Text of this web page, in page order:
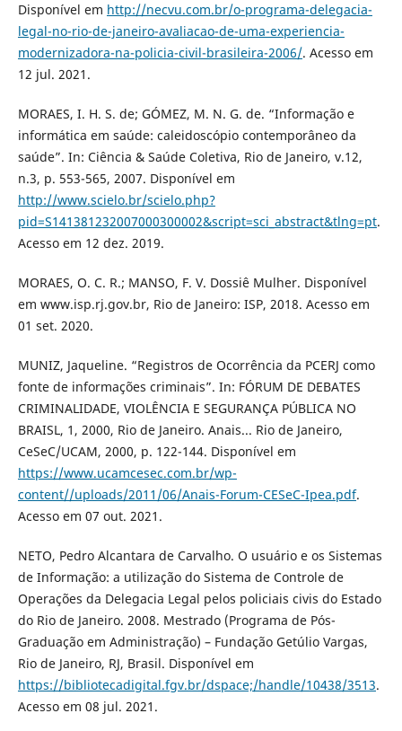
Disponível em http://necvu.com.br/o-programa-delegacia-
legal-no-rio-de-janeiro-avaliacao-de-uma-experiencia-
modernizadora-na-policia-civil-brasileira-2006/. Acesso em
12 jul. 2021.
MORAES, I. H. S. de; GÓMEZ, M. N. G. de. “Informação e
informática em saúde: caleidoscópio contemporâneo da
saúde”. In: Ciência & Saúde Coletiva, Rio de Janeiro, v.12,
n.3, p. 553-565, 2007. Disponível em
http://www.scielo.br/scielo.php?
pid=S141381232007000300002&script=sci_abstract&tlng=pt.
Acesso em 12 dez. 2019.
MORAES, O. C. R.; MANSO, F. V. Dossiê Mulher. Disponível
em www.isp.rj.gov.br, Rio de Janeiro: ISP, 2018. Acesso em
01 set. 2020.
MUNIZ, Jaqueline. “Registros de Ocorrência da PCERJ como
fonte de informações criminais”. In: FÓRUM DE DEBATES
CRIMINALIDADE, VIOLÊNCIA E SEGURANÇA PÚBLICA NO
BRAISL, 1, 2000, Rio de Janeiro. Anais... Rio de Janeiro,
CeSeC/UCAM, 2000, p. 122-144. Disponível em
https://www.ucamcesec.com.br/wp-
content//uploads/2011/06/Anais-Forum-CESeC-Ipea.pdf.
Acesso em 07 out. 2021.
NETO, Pedro Alcantara de Carvalho. O usuário e os Sistemas
de Informação: a utilização do Sistema de Controle de
Operações da Delegacia Legal pelos policiais civis do Estado
do Rio de Janeiro. 2008. Mestrado (Programa de Pós-
Graduação em Administração) – Fundação Getúlio Vargas,
Rio de Janeiro, RJ, Brasil. Disponível em
https://bibliotecadigital.fgv.br/dspace;/handle/10438/3513.
Acesso em 08 jul. 2021.